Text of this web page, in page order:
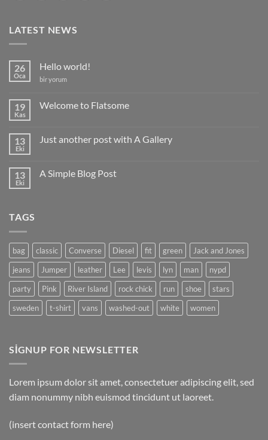
LATEST NEWS
26
Oca
Hello world!
Hello
bir yorum
19
Kas
Welcome to Flatsome
to
13
Eki
Just another post with A Gallery
another
13
Eki
A Simple Blog Post
TAGS
bag classic Converse Diesel fit green
Jack and Jones
jeans
Jumper leather Lee levis lyn man
nypd
party
Pink River Island rock chick run shoe
stars
sweden
t-shirt vans washed-out white women
SIGNUP FOR NEWSLETTER
Lorem ipsum dolor sit amet, consectetuer adipiscing elit, sed
diam nonummy nibh euismod tincidunt ut laoreet.
(insert contact form here)